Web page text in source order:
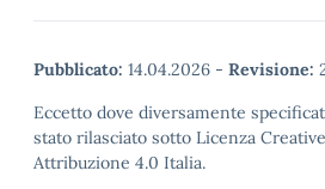
Pubblicato: 14.04.2026 - Revisione:
Eccetto dove diversamente
stato rilasciato sotto Licenza
Attribuzione 4.0 Italia.